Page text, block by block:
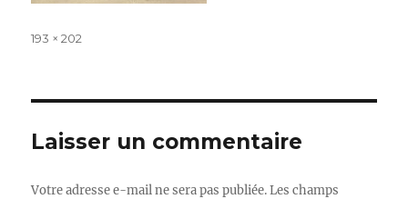
Taille
193 × 202
Laisser un commentaire
Votre adresse e-mail ne sera pas publiée. Les champs